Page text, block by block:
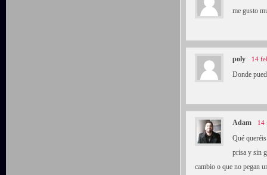
me gusto
poly 14
Donde
Adam 14
Qué
prisa y sin
cambio o que no pegan